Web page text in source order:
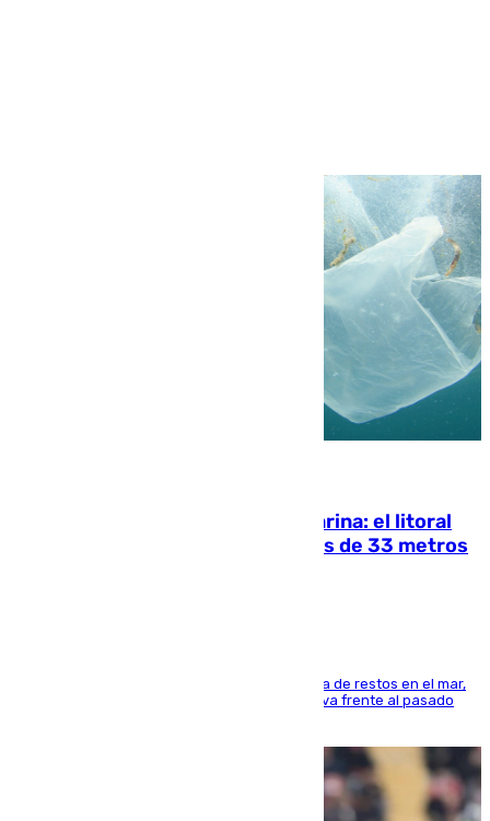
Julio supera a junio en basura marina: el litoral
occidental malagueño recoge más de 33 metros
La actividad veraniega incrementa la presencia de restos en el mar,
aunque los datos reflejan una evolución positiva frente al pasado